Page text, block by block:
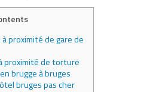
proximité de gare de
proximité de torture
brugge à bruges
bruges pas cher